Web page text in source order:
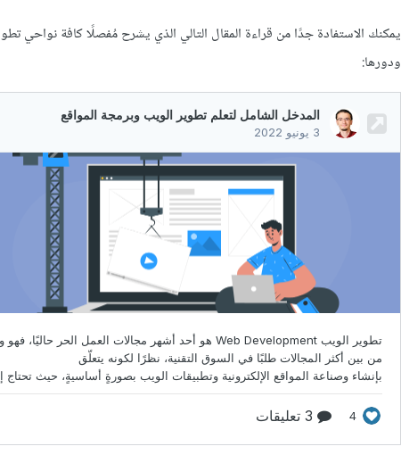
يمكنك الاستفادة جدًا من قراءة المقال التالي الذي يشرح مُفصلًا كافة نواحي
ودورها: